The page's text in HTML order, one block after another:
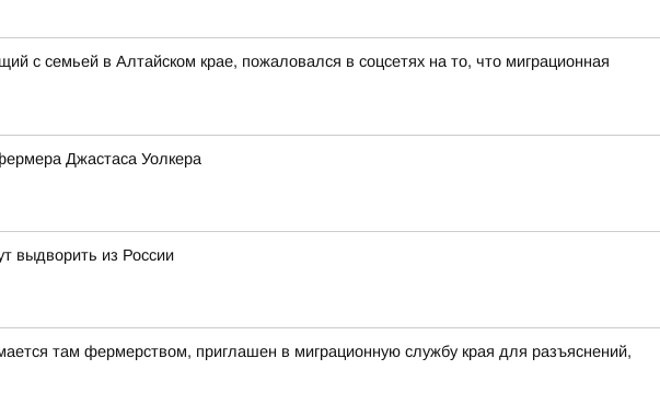
с семьей в Алтайском крае, пожаловался в соцсетях на то, что миграционная
Джастаса Уолкера
выдворить из России
там фермерством, приглашен в миграционную службу края для разъяснений,